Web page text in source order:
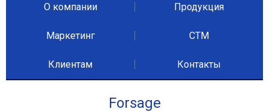
О компании Продукция
Маркетинг СТМ
Клиентам Контакты
Forsage